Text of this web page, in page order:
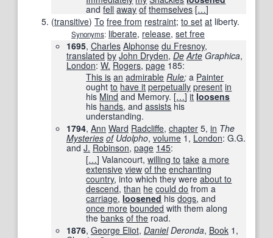
andfell away of themselves […]
(transitive) To free from restraint; to set at liberty.
Synonyms: liberate, release, set free
1695, Charles Alphonse du Fresnoy,
translated by John Dryden, De ArteGraphica‎,
London: W. Rogers, page 185:
This is an admirable Rule; a Painter
oughtto have it perpetually present in
hisMind and Memory. […] it loosens
his hands, andassists his
understanding.
1794, Ann Ward Radcliffe, chapter 5, in The
Mysteries ofUdolpho‎, volume1, London: G.G.
and J. Robinson,page 145:
[…] Valancourt,willing to take a more
extensive view of the enchanting
country, into which they wereabout to
descend,than he could do from a
carriage, loosened hisdogs, and
once more bounded with them along
thebanks of the road.
1876, George Eliot, DanielDeronda‎, Book 1,